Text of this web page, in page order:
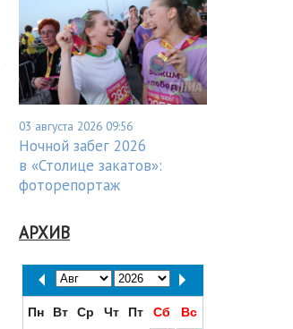
03 августа 2026 09:56
Ночной забег 2026
в «Столице закатов»:
фоторепортаж
АРХИВ
Пн Вт Ср Чт Пт Сб
Вс